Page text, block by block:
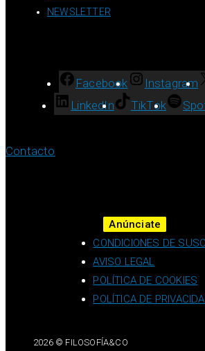
NEWSLETTER
Facebook Instagram
LinkedIn
TikTok
Contacto
Anúnciate
CONDICIONES DE
AVISO LEGAL
POLÍTICA DE COOKIES
POLÍTICA DE
2026 © FILOSOFÍA&CO